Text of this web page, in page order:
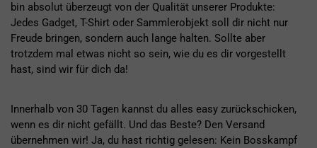
bin absolut überzeugt von der Qualität unserer Produkte:
Jedes Gadget, T-Shirt oder Sammlerobjekt soll dir nicht nur
Freude bringen, sondern auch lange halten. Sollte aber
trotzdem mal etwas nicht so sein, wie du es dir vorgestellt
hast, sind wir für dich da!
Innerhalb von 30 Tagen kannst du alles easy zurückschicken,
wenn es dir nicht gefällt. Und das Beste? Den Versand
übernehmen wir! Ja, du hast richtig gelesen: Kein Bosskampf